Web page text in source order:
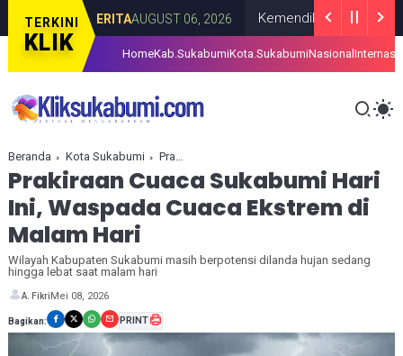
TERKINI
KLIK
BERITAAUGUST 06, 2026 Kemendikdasmen Kucurkan
HomeKab.SukabumiKota.SukabumiNasional
Beranda Kota Sukabumi Prakiraan Cuaca Sukabumi Hari Ini, Waspada Cuaca Ekstrem di Malam Hari
Prakiraan Cuaca Sukabumi Hari
Ini, Waspada Cuaca Ekstrem di
Malam Hari
Wilayah Kabupaten Sukabumi masih berpotensi dilanda hujan sedang
hingga lebat saat malam hari
A. FikriMei 08, 2026
Bagikan: PRINT